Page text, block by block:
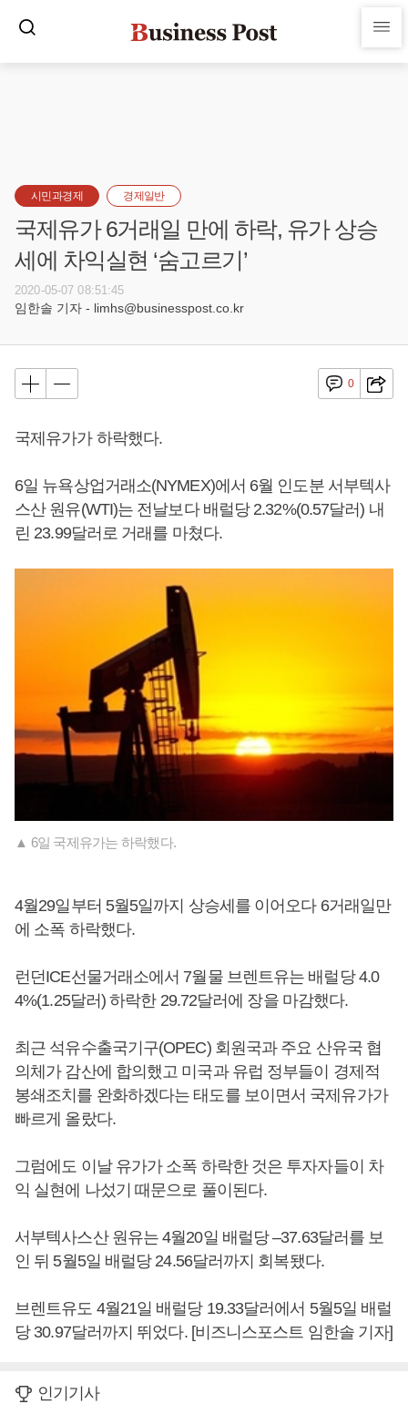
시민과경제 경제일반
국제유가 6거래일 만에 하락, 유가 상승
세에 차익실현 ‘숨고르기’
2020-05-07 08:51:45
임한솔 기자 - limhs@businesspost.co.kr
0
국제유가가 하락했다.
6일 뉴욕상업거래소(NYMEX)에서 6월 인도분 서부텍사
스산 원유(WTI)는 전날보다 배럴당 2.32%(0.57달러) 내
린 23.99달러로 거래를 마쳤다.
▲ 6일 국제유가는 하락했다.
4월29일부터 5월5일까지 상승세를 이어오다 6거래일만
에 소폭 하락했다.
런던ICE선물거래소에서 7월물 브렌트유는 배럴당 4.0
4%(1.25달러) 하락한 29.72달러에 장을 마감했다.
최근 석유수출국기구(OPEC) 회원국과 주요 산유국 협
의체가 감산에 합의했고 미국과 유럽 정부들이 경제적
봉쇄조치를 완화하겠다는 태도를 보이면서 국제유가가
빠르게 올랐다.
그럼에도 이날 유가가 소폭 하락한 것은 투자자들이 차
익 실현에 나섰기 때문으로 풀이된다.
서부텍사스산 원유는 4월20일 배럴당 –37.63달러를 보
인 뒤 5월5일 배럴당 24.56달러까지 회복됐다.
브렌트유도 4월21일 배럴당 19.33달러에서 5월5일 배럴
당 30.97달러까지 뛰었다. [비즈니스포스트 임한솔 기자]
인기기사